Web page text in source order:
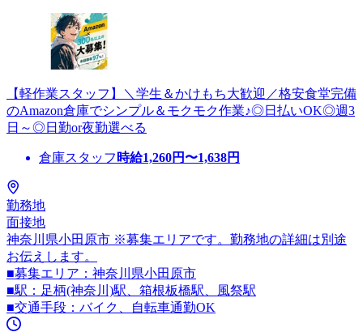
【軽作業スタッフ】＼学生＆かけもち大歓迎／格安食堂完備
のAmazon倉庫でシンプル＆モクモク作業♪◎日払いOK◎週3
日～◎日勤or夜勤選べる
倉庫スタッフ 時給1,260円〜1,638円
勤務地
面接地
神奈川県小田原市 ※募集エリアです。勤務地の詳細は別途
お伝えします。
■募集エリア：神奈川県小田原市
■駅：足柄(神奈川)駅、箱根板橋駅、風祭駅
■交通手段：バイク、自転車通勤OK